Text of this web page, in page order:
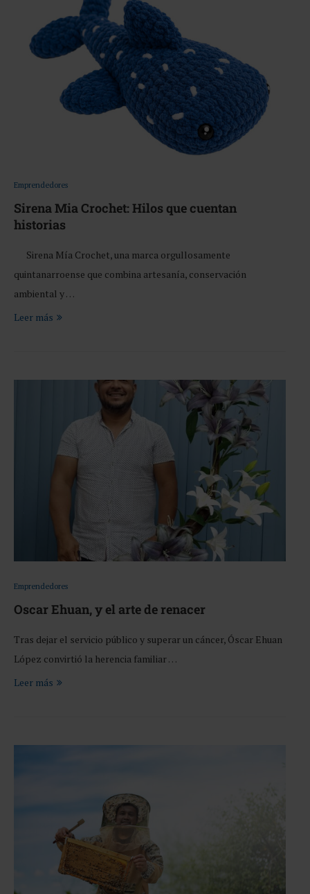
Emprendedores
Sirena Mia Crochet: Hilos que cuentan
historias
Sirena Mía Crochet, una marca orgullosamente
quintanarroense que combina artesanía, conservación
ambiental y …
Leer más
Emprendedores
Oscar Ehuan, y el arte de renacer
Tras dejar el servicio público y superar un cáncer, Óscar Ehuan
López convirtió la herencia familiar …
Leer más